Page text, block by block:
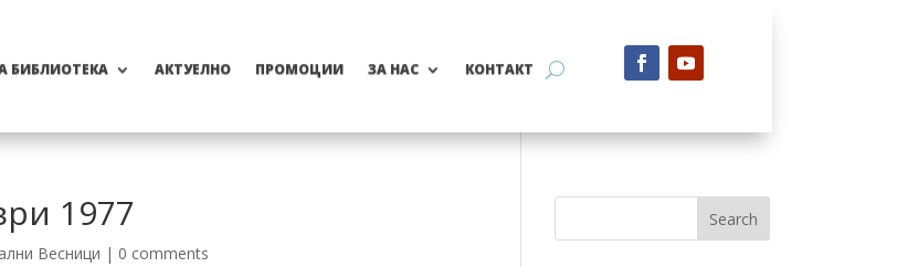
БИБЛИОТЕКА АКТУЕЛНО ПРОМОЦИИ ЗА НАС КОНТАКТ
1977
Весници | 0 comments
Search